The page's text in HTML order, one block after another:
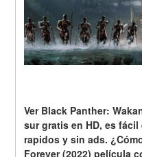
Ver Black Panther:
sur gratis en HD, es
rapidos y sin ads.
Forever (2022) película